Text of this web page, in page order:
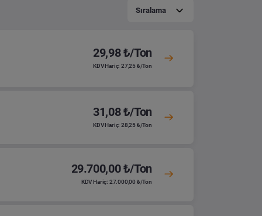
Sıralama
29,98 ₺/Ton
KDV Hariç: 27,25 ₺/Ton
31,08 ₺/Ton
KDV Hariç: 28,25 ₺/Ton
29.700,00 ₺/Ton
KDV Hariç: 27.000,00 ₺/Ton